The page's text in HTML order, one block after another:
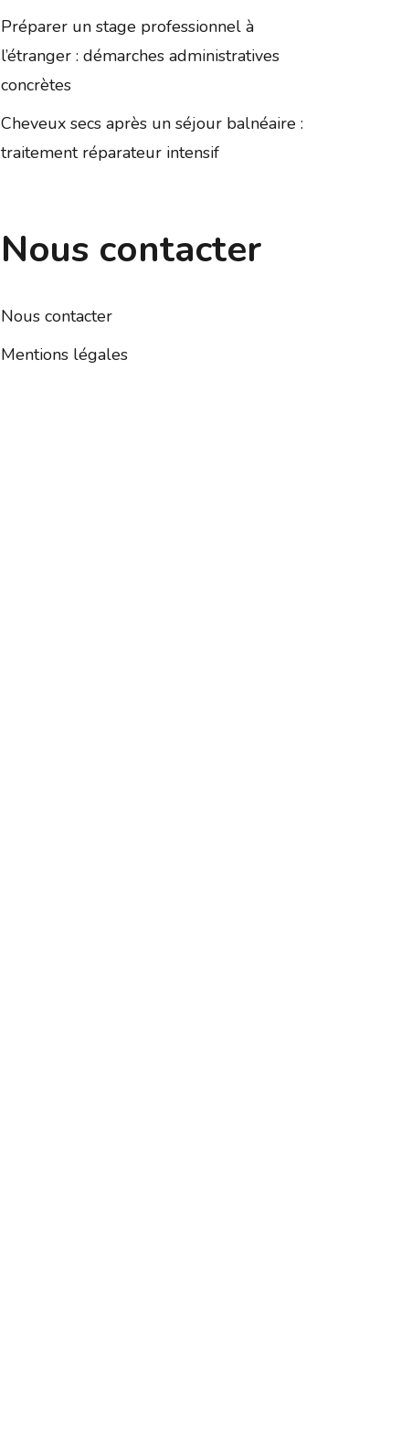
Préparer un stage professionnel à
l’étranger : démarches administratives
concrètes
Cheveux secs après un séjour balnéaire :
traitement réparateur intensif
Nous contacter
Nous contacter
Mentions légales